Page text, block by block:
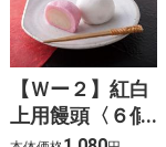
【Ｗー２】紅白
上用饅頭〈６個
入〉